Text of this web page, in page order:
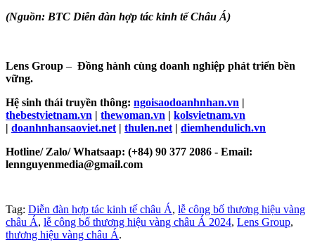
(Nguồn: BTC Diễn đàn hợp tác kinh tế Châu Á)
Lens Group – Đồng hành cùng doanh nghiệp phát triển bền
vững.
Hệ sinh thái truyền thông: ngoisaodoanhnhan.vn |
thebestvietnam.vn | thewoman.vn | kolsvietnam.vn
| doanhnhansaoviet.net | thulen.net | diemhendulich.vn
Hotline/ Zalo/ Whatsaap: (+84) 90 377 2086 - Email:
lennguyenmedia@gmail.com
Tag: Diễn đàn hợp tác kinh tế châu Á, lễ công bố thương hiệu vàng
châu Á, lễ công bố thương hiệu vàng châu Á 2024, Lens Group,
thương hiệu vàng châu Á.